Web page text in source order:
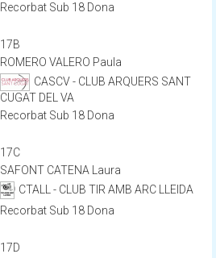
Recorbat Sub 18 Dona
17B
ROMERO VALERO Paula
CASCV - CLUB ARQUERS SANT
CUGAT DEL VA
Recorbat Sub 18 Dona
17C
SAFONT CATENA Laura
CTALL - CLUB TIR AMB ARC LLEIDA
Recorbat Sub 18 Dona
17D